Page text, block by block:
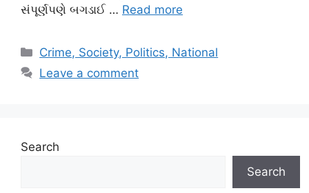
સંપૂર્ણપણે બગડાઈ … Read more
Categories
Crime, Society, Politics, National
Leave a comment
Search
Search